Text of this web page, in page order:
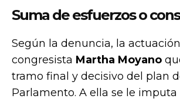
Suma de esfuerzos o
Según la denuncia, la
congresista Martha Moyano
tramo final y decisivo del plan
Parlamento. A ella se le